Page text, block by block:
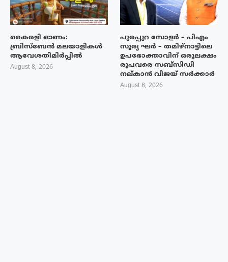
കൈരളി ഓണം:
ബ്രിസ്ബേൻ മലയാളികൾ
ആവേശതിമിർപ്പിൽ
August 8, 2026
പുരപ്പുറ സോളർ – പിഎം
സൂര്യ ഘർ – തമിഴ്നാട്ടിലെ
ഉപഭോക്താവിന് ഒരുലക്ഷം
രൂപവരെ സബ്സിഡി
നല്കാൻ വിജയ് സർക്കാർ
August 8, 2026